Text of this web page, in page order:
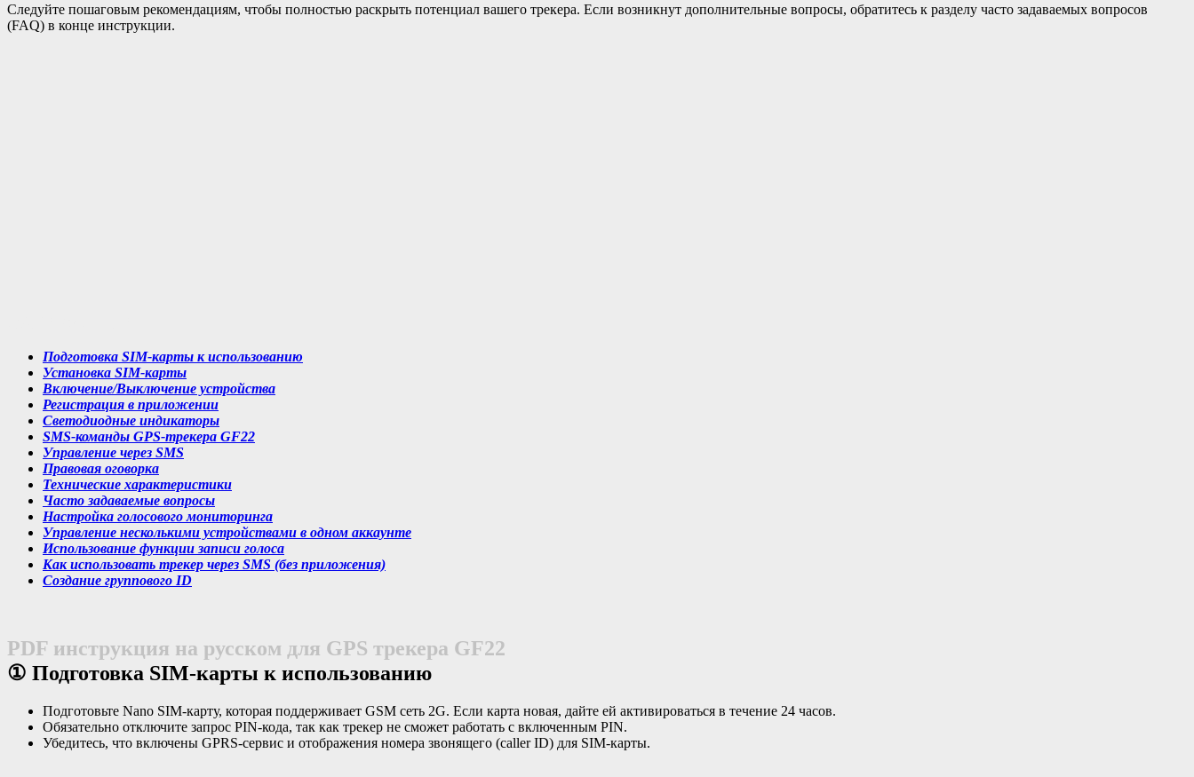
Следуйте пошаговым рекомендациям, чтобы полностью раскрыть потенциал вашего трекера. Если возникнут дополнительные вопросы, обратитесь к разделу часто задаваемых вопросов
(FAQ) в конце инструкции.
Подготовка SIM-карты к использованию
Установка SIM-карты
Включение/Выключение устройства
Регистрация в приложении
Светодиодные индикаторы
SMS-команды GPS-трекера GF22
Управление через SMS
Правовая оговорка
Технические характеристики
Часто задаваемые вопросы
Настройка голосового мониторинга
Управление несколькими устройствами в одном аккаунте
Использование функции записи голоса
Как использовать трекер через SMS (без приложения)
Cоздание группового ID
PDF инструкция на русском для GPS трекера GF22
① Подготовка SIM-карты к использованию
Подготовьте Nano SIM-карту, которая поддерживает GSM сеть 2G. Если карта новая, дайте ей активироваться в течение 24 часов.
Обязательно отключите запрос PIN-кода, так как трекер не сможет работать с включенным PIN.
Убедитесь, что включены GPRS-сервис и отображения номера звонящего (caller ID) для SIM-карты.